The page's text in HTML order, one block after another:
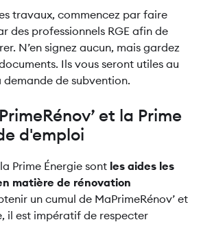
travaux, commencez par faire
des professionnels RGE afin de
N’en signez aucun, mais gardez
Ils vous seront utiles au
de subvention.
et la Prime
d'emploi
Prime Énergie sont les aides les
matière de rénovation
un cumul de MaPrimeRénov’ et
il est impératif de respecter